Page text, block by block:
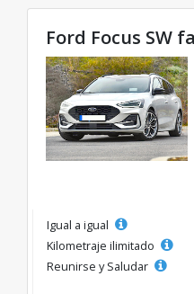
Ford Focus SW
Igual a igual
Kilometraje ilimitado
Reunirse y Saludar